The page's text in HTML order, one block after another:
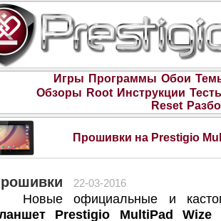
Игры Программы Обои
Обзоры Root Инструкции
Reset
Прошивки на Prestigio
22-03-2016
официальные и
Prestigio MultiPad